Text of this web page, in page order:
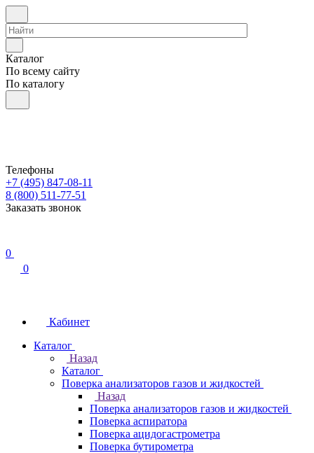
Каталог
По всему сайту
По каталогу
Телефоны
+7 (495) 847-08-11
8 (800) 511-77-51
Заказать звонок
0
0
Кабинет
Каталог
Назад
Каталог
Поверка анализаторов газов и жидкостей
Назад
Поверка анализаторов газов и жидкостей
Поверка аспиратора
Поверка ацидогастрометра
Поверка бутирометра